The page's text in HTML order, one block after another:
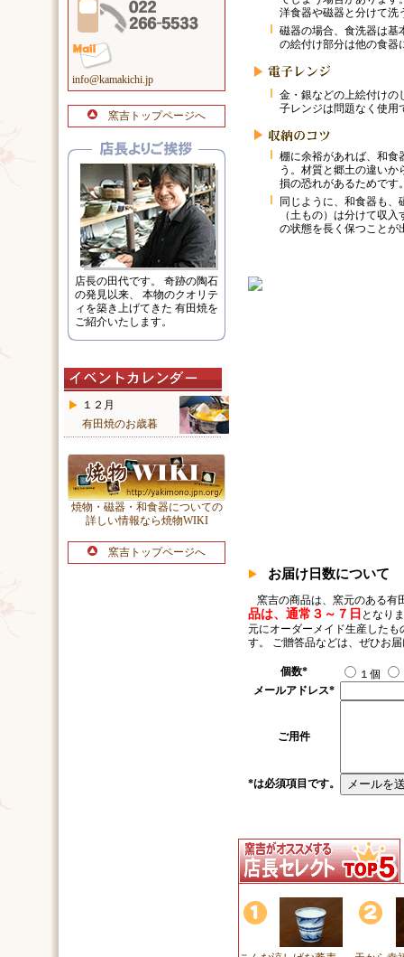
info@kamakichi.jp
窯吉トップページへ
店長の田代です。 奇跡の陶石
の発見以来、 本物のクオリテ
ィを築き上げてきた 有田焼を
ご紹介いたします。
１２月
有田焼のお歳暮
焼物・磁器・和食器についての
詳しい情報なら焼物WIKI
窯吉トップページへ
洋食器や磁器と分けて洗
磁器の場合、食洗器は基
の絵付け部分は他の食器
金・銀などの上絵付けの
子レンジは問題なく使用
棚に余裕があれば、和食
う。材質と郷土の違い
損の恐れがあるためです
同じように、和食器も、
（土もの）は分けて収
の状態を長く保つことが
お届け日数について
窯吉の商品は、窯元のある有
品は、通常３～７日 となり
元にオーダーメイド生産した
す。 ご贈答品などは、ぜひお
個数* １個
メールアドレス*
ご用件
*は必須項目です。